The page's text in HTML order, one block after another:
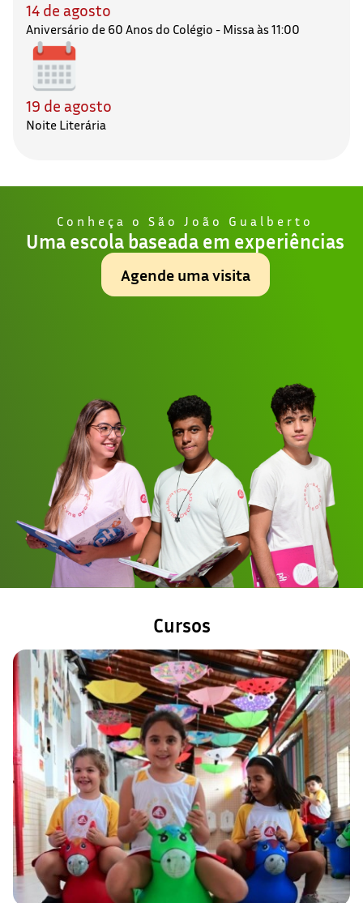
14 de agosto
Aniversário de 60 Anos do Colégio - Missa às 11:00
19 de agosto
Noite Literária
Conheça o São João Gualberto
Uma escola baseada em experiências
Agende uma visita
Cursos